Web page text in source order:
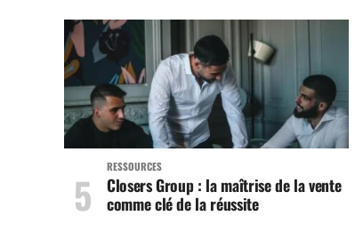
RESSOURCES
Closers Group : la maîtrise de la vente
comme clé de la réussite